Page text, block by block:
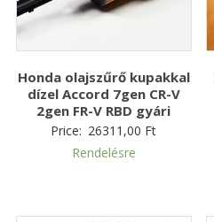
Honda olajszűrő kupakkal
dízel Accord 7gen CR-V
2gen FR-V RBD gyári
Price: 26311,00 Ft
Rendelésre